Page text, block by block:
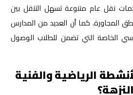
نقل عام متنوعة تسهل التنقل بين
المجاورة. كما أن العديد من المدارس
الخاصة التي تضمن للطلاب الوصول
الرياضية والفنية